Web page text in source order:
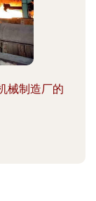
械制造厂的